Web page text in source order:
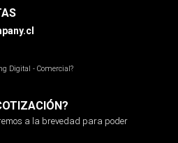
Digital - Comercial?
a la brevedad para poder